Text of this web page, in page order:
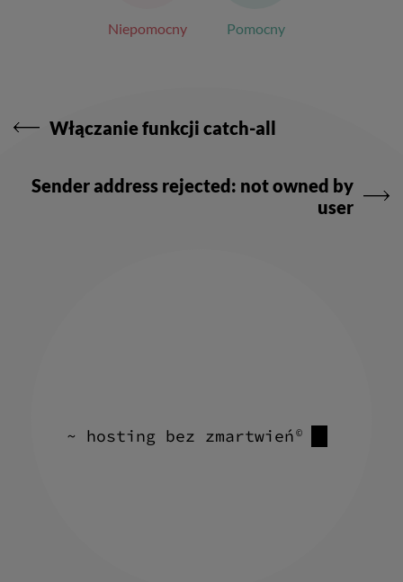
Niepomocny Pomocny
wpisuWłączanie funkcji catch-all
Sender address rejected: not owned by
user
~ hosting bez zmartwień
©